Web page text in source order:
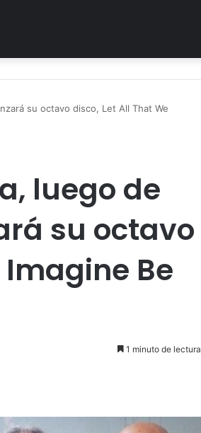
su octavo disco, Let All That We
luego de
su octavo
Be
1 minuto de lectura